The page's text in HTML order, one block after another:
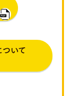
ついて